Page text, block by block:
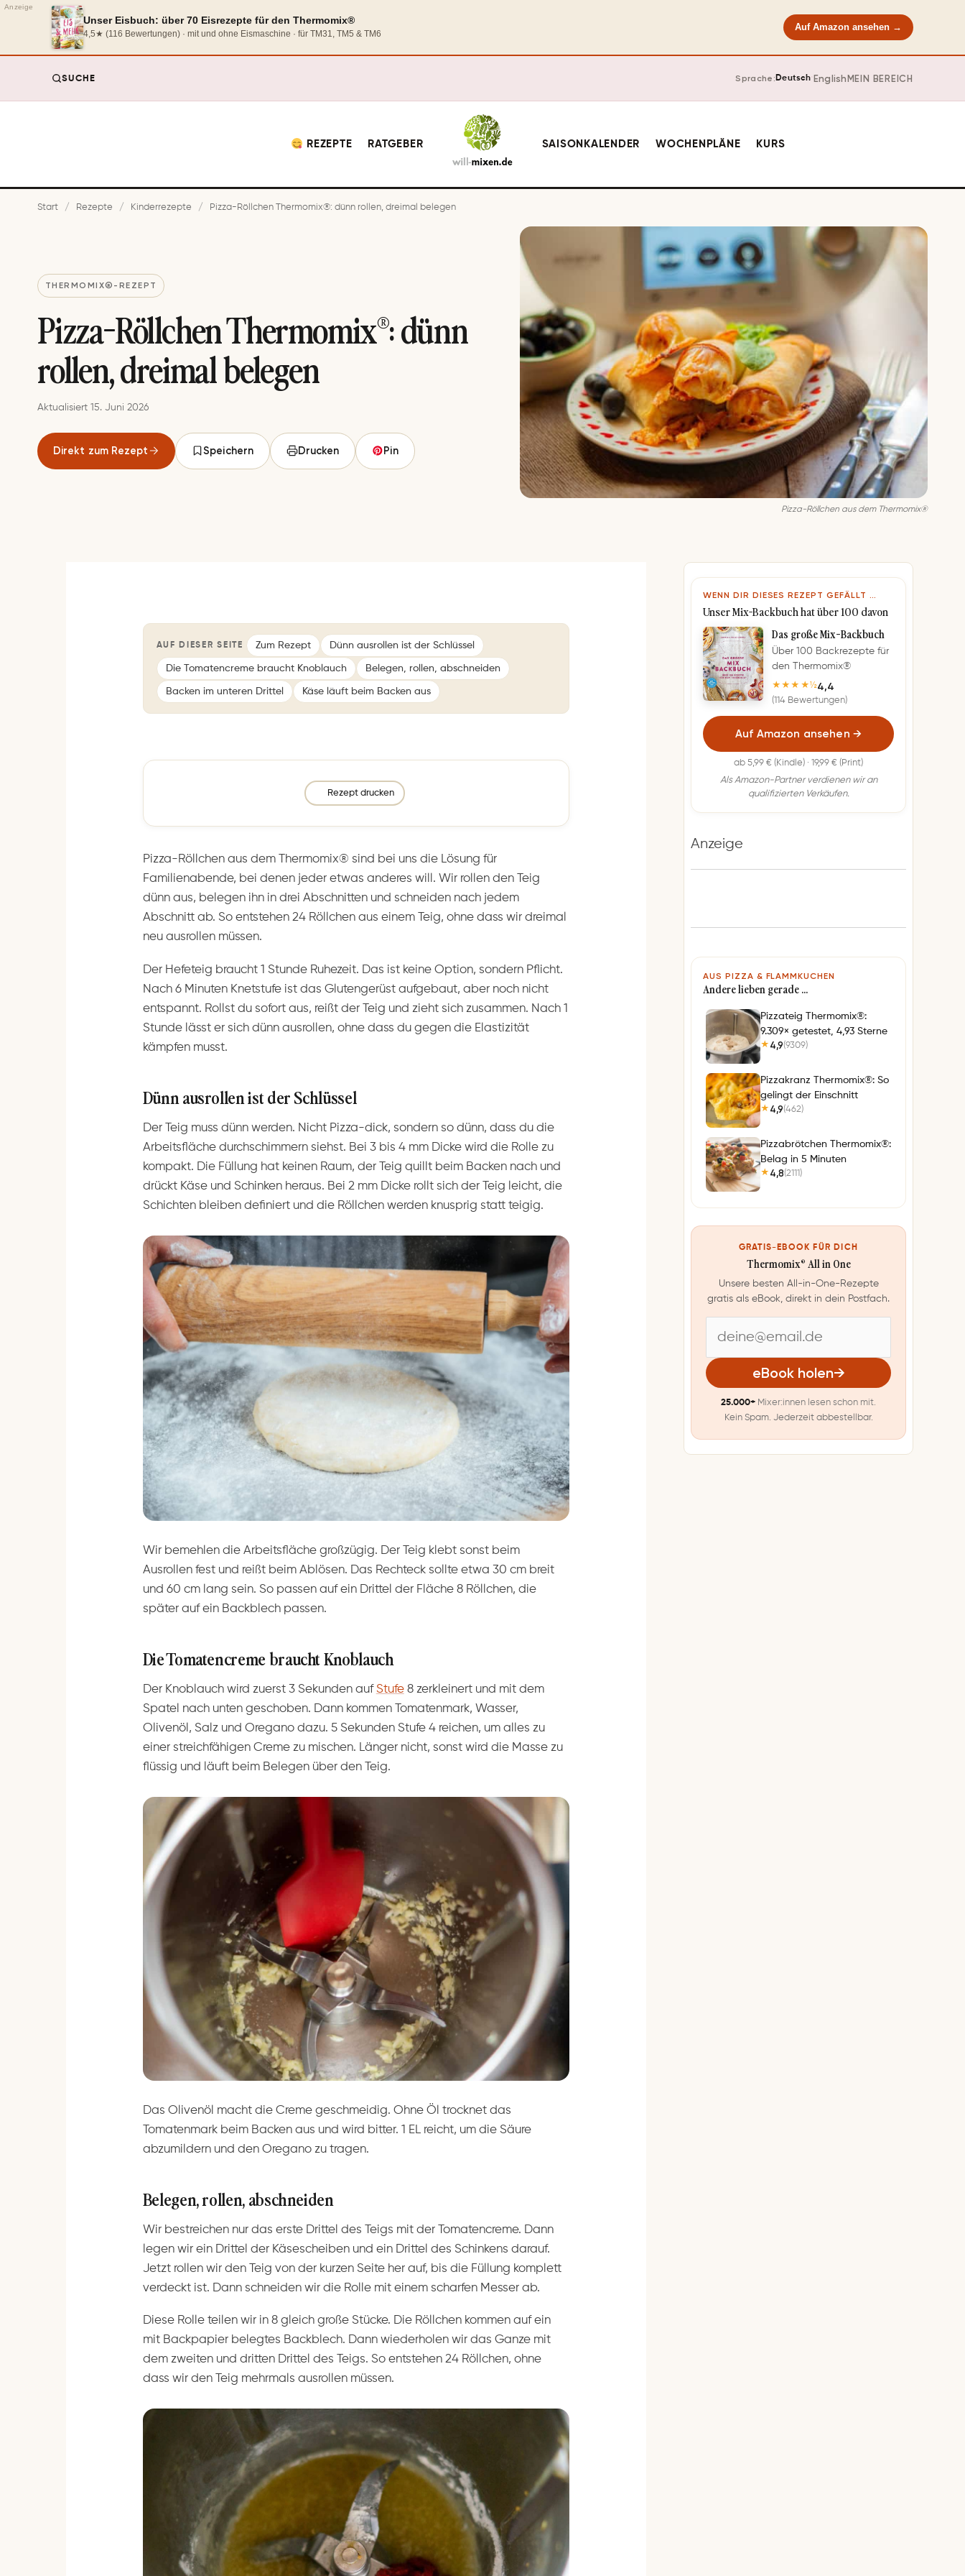
Anzeige
Unser Eisbuch: über 70 Eisrezepte für den Thermomix®
4,5★ (116 Bewertungen) · mit und ohne Eismaschine · für TM31, TM5 & TM6
Auf Amazon ansehen →
SUCHE Sprache:Deutsch· EnglishMEIN BEREICH
REZEPTE RATGEBER SAISONKALENDER WOCHENPLÄNE KURS
Start / Rezepte / Kinderrezepte / Pizza-Röllchen Thermomix®: dünn rollen, dreimal belegen
THERMOMIX®-REZEPT
Pizza-Röllchen Thermomix®: dünn
rollen, dreimal belegen
Aktualisiert 15. Juni 2026
Direkt zum Rezept Speichern Drucken Pin
Pizza-Röllchen aus dem Thermomix®
AUF DIESER SEITE Zum Rezept Dünn ausrollen ist der Schlüssel
Die Tomatencreme braucht Knoblauch Belegen, rollen, abschneiden
Backen im unteren Drittel Käse läuft beim Backen aus
Rezept drucken
Pizza-Röllchen aus dem Thermomix® sind bei uns die Lösung für
Familienabende, bei denen jeder etwas anderes will. Wir rollen den Teig
dünn aus, belegen ihn in drei Abschnitten und schneiden nach jedem
Abschnitt ab. So entstehen 24 Röllchen aus einem Teig, ohne dass wir dreimal
neu ausrollen müssen.
Der Hefeteig braucht 1 Stunde Ruhezeit. Das ist keine Option, sondern Pflicht.
Nach 6 Minuten Knetstufe ist das Glutengerüst aufgebaut, aber noch nicht
entspannt. Rollst du sofort aus, reißt der Teig und zieht sich zusammen. Nach 1
Stunde lässt er sich dünn ausrollen, ohne dass du gegen die Elastizität
kämpfen musst.
Dünn ausrollen ist der Schlüssel
Der Teig muss dünn werden. Nicht Pizza-dick, sondern so dünn, dass du die
Arbeitsfläche durchschimmern siehst. Bei 3 bis 4 mm Dicke wird die Rolle zu
kompakt. Die Füllung hat keinen Raum, der Teig quillt beim Backen nach und
drückt Käse und Schinken heraus. Bei 2 mm Dicke rollt sich der Teig leicht, die
Schichten bleiben definiert und die Röllchen werden knusprig statt teigig.
Wir bemehlen die Arbeitsfläche großzügig. Der Teig klebt sonst beim
Ausrollen fest und reißt beim Ablösen. Das Rechteck sollte etwa 30 cm breit
und 60 cm lang sein. So passen auf ein Drittel der Fläche 8 Röllchen, die
später auf ein Backblech passen.
Die Tomatencreme braucht Knoblauch
Der Knoblauch wird zuerst 3 Sekunden aufStufe8 zerkleinert und mit dem
Spatel nach unten geschoben. Dann kommen Tomatenmark, Wasser,
Olivenöl, Salz und Oregano dazu. 5 Sekunden Stufe 4 reichen, um alles zu
einer streichfähigen Creme zu mischen. Länger nicht, sonst wird die Masse zu
flüssig und läuft beim Belegen über den Teig.
Das Olivenöl macht die Creme geschmeidig. Ohne Öl trocknet das
Tomatenmark beim Backen aus und wird bitter. 1 EL reicht, um die Säure
abzumildern und den Oregano zu tragen.
Belegen, rollen, abschneiden
Wir bestreichen nur das erste Drittel des Teigs mit der Tomatencreme. Dann
legen wir ein Drittel der Käsescheiben und ein Drittel des Schinkens darauf.
Jetzt rollen wir den Teig von der kurzen Seite her auf, bis die Füllung komplett
verdeckt ist. Dann schneiden wir die Rolle mit einem scharfen Messer ab.
Diese Rolle teilen wir in 8 gleich große Stücke. Die Röllchen kommen auf ein
mit Backpapier belegtes Backblech. Dann wiederholen wir das Ganze mit
dem zweiten und dritten Drittel des Teigs. So entstehen 24 Röllchen, ohne
dass wir den Teig mehrmals ausrollen müssen.
WENN DIR DIESES REZEPT GEFÄLLT …
Unser Mix-Backbuch hat über 100 davon
Das große Mix-Backbuch
Über 100 Backrezepte für
den Thermomix®
★★★★½4,4
(114 Bewertungen)
Auf Amazon ansehen →
ab 5,99 € (Kindle) · 19,99 € (Print)
Als Amazon-Partner verdienen wir an
qualifizierten Verkäufen.
Anzeige
AUS PIZZA & FLAMMKUCHEN
Andere lieben gerade …
Pizzateig Thermomix®:
9.309× getestet, 4,93 Sterne
★ 4,9(9309)
Pizzakranz Thermomix®: So
gelingt der Einschnitt
★ 4,9(462)
Pizzabrötchen Thermomix®:
Belag in 5 Minuten
★ 4,8(2111)
GRATIS-EBOOK FÜR DICH
Thermomix® All in One
Unsere besten All-in-One-Rezepte
gratis als eBook, direkt in dein Postfach.
-
M
eBook holen→
25.000+ Mixer:innen lesen schon mit.
Kein Spam. Jederzeit abbestellbar.